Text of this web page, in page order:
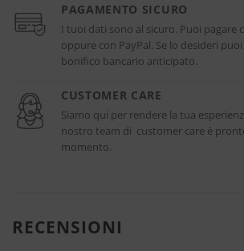
PAGAMENTO SICURO
I tuoi dati sono al sicuro. Puoi pagare
oppure con PayPal. Se lo desideri
bonifico bancario anticipato.
CUSTOMER CARE
Siamo qui per rendere la tua
nostro team di customer care è
momento.
RECENSIONI